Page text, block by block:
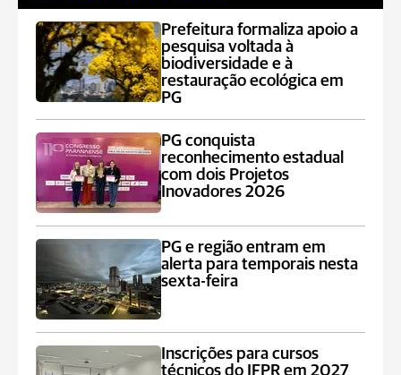
Prefeitura formaliza apoio a
pesquisa voltada à
biodiversidade e à
restauração ecológica em
PG
PG conquista
reconhecimento estadual
com dois Projetos
Inovadores 2026
PG e região entram em
alerta para temporais nesta
sexta-feira
Inscrições para cursos
técnicos do IFPR em 2027